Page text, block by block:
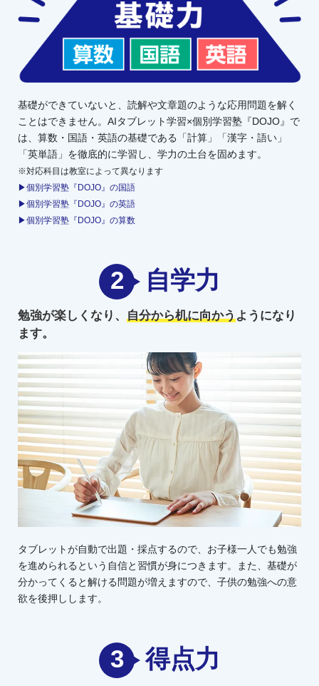
基礎ができていないと、読解や文章題のような応用問題を解く
ことはできません。AIタブレット学習×個別学習塾『DOJO』で
は、算数・国語・英語の基礎である「計算」「漢字・語い」
「英単語」を徹底的に学習し、学力の土台を固めます。
※対応科目は教室によって異なります
▶個別学習塾『DOJO』の国語
▶個別学習塾『DOJO』の英語
▶個別学習塾『DOJO』の算数
2 自学力
勉強が楽しくなり、 自分から机に向かうようになり
ます。
タブレットが自動で出題・採点するので、お子様一人でも勉強
を進められるという自信と習慣が身につきます。また、基礎が
分かってくると解ける問題が増えますので、子供の勉強への意
欲を後押しします。
3 得点力